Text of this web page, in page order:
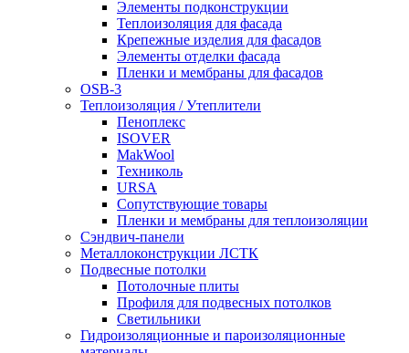
Элементы подконструкции
Теплоизоляция для фасада
Крепежные изделия для фасадов
Элементы отделки фасада
Пленки и мембраны для фасадов
OSB-3
Теплоизоляция / Утеплители
Пеноплекс
ISOVER
MakWool
Техниколь
URSA
Сопутствующие товары
Пленки и мембраны для теплоизоляции
Сэндвич-панели
Металлоконструкции ЛСТК
Подвесные потолки
Потолочные плиты
Профиля для подвесных потолков
Светильники
Гидроизоляционные и пароизоляционные